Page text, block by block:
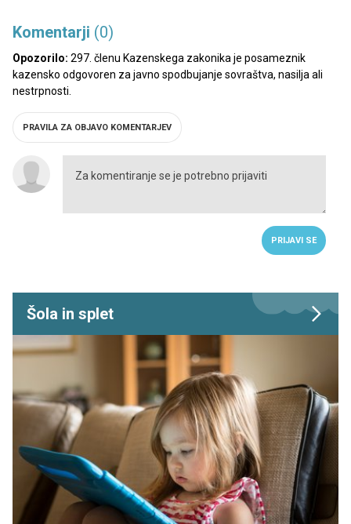
Komentarji (0)
Opozorilo: 297. členu Kazenskega zakonika je posameznik
kazensko odgovoren za javno spodbujanje sovraštva, nasilja ali
nestrpnosti.
PRAVILA ZA OBJAVO KOMENTARJEV
PRIJAVI SE
Šola in splet